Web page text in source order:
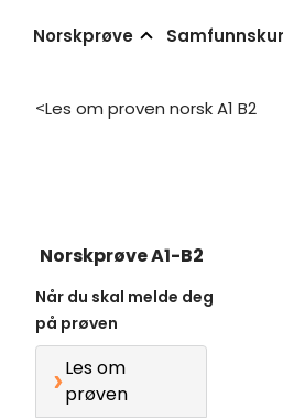
Norskprøve
>Les om proven norsk A1 B2
Norskprøve A1-B2
Når du skal melde deg
på prøven
Les om
prøven